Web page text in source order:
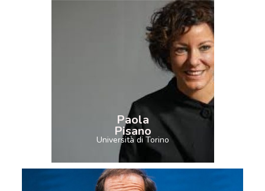
Paola
Pisano
Università di Torino